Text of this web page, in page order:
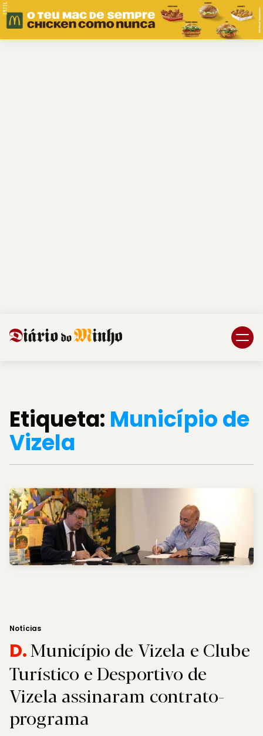
PUB.
Etiqueta: Município de
Vizela
Notícias
D.Município de Vizela e Clube
Turístico e Desportivo de
Vizela assinaram contrato-
programa